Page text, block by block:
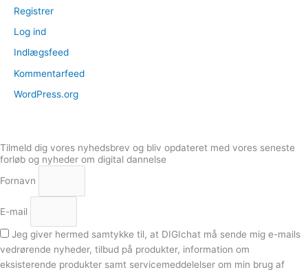
Registrer
Log ind
Indlægsfeed
Kommentarfeed
WordPress.org
Tilmeld dig vores nyhedsbrev og bliv opdateret med vores seneste
forløb og nyheder om digital dannelse
Fornavn
E-mail
Jeg giver hermed samtykke til, at DIGIchat må sende mig e-mails
vedrørende nyheder, tilbud på produkter, information om
eksisterende produkter samt servicemeddelelser om min brug af